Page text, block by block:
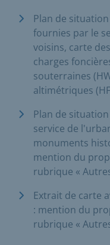
Plan de
fournies par le
voisins, carte
charges
souterraines
altimétriques
Plan de
service de
monuments
mention du
rubrique «
Extrait de carte
: mention du
rubrique «